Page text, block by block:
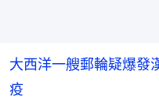
大西洋一艘郵輪疑爆
疫